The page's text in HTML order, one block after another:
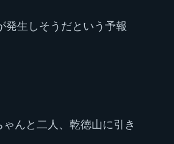
発生しそうだという予報
んと二人、乾徳山に引き